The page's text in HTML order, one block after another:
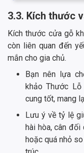
3.3. Kích thước
Kích thước cửa gỗ
còn liên quan đến
mắn cho gia chủ.
Bạn nên lựa
khảo Thước
cung tốt, mang
Lưu ý về tỷ lệ
hài hòa, cân đối
hoặc quá nhỏ